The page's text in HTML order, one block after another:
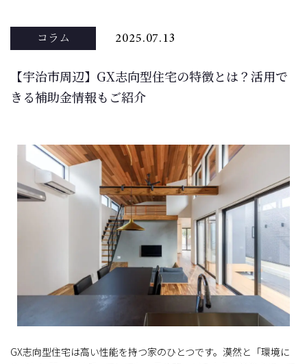
コラム 2025.07.13
【宇治市周辺】GX志向型住宅の特徴とは？活用で
きる補助金情報もご紹介
GX志向型住宅は高い性能を持つ家のひとつです。漠然と「環境に